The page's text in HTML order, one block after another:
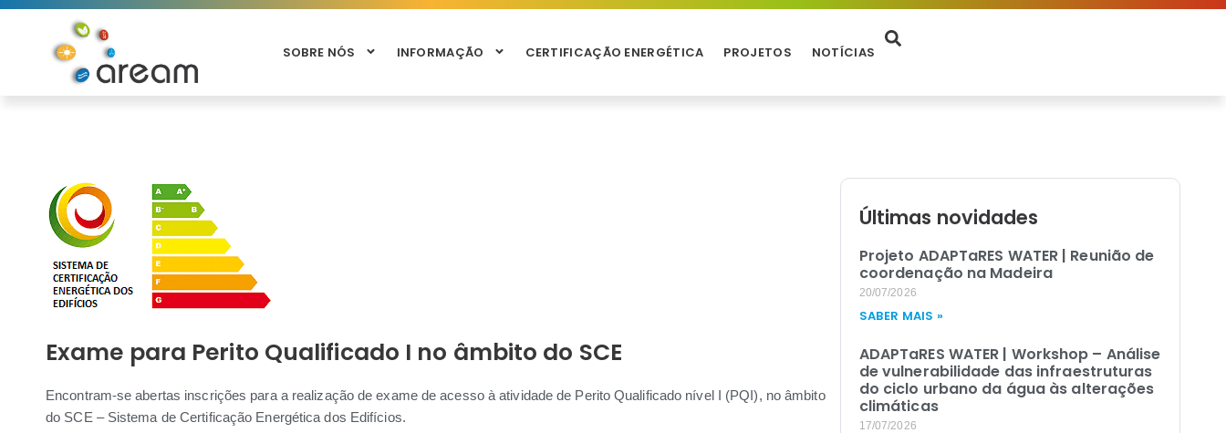
SOBRE NÓS INFORMAÇÃO CERTIFICAÇÃO ENERGÉTICA PROJETOS NOTÍCIAS
Exame para Perito Qualificado I no âmbito do SCE
Encontram-se abertas inscrições para a realização de exame de acesso à atividade de Perito Qualificado nível I (PQI), no âmbito
do SCE – Sistema de Certificação Energética dos Edifícios.
Últimas novidades
Projeto ADAPTaRES WATER | Reunião de
coordenação na Madeira
20/07/2026
SABER MAIS »
ADAPTaRES WATER | Workshop – Análise
de vulnerabilidade das infraestruturas
do ciclo urbano da água às alterações
climáticas
17/07/2026